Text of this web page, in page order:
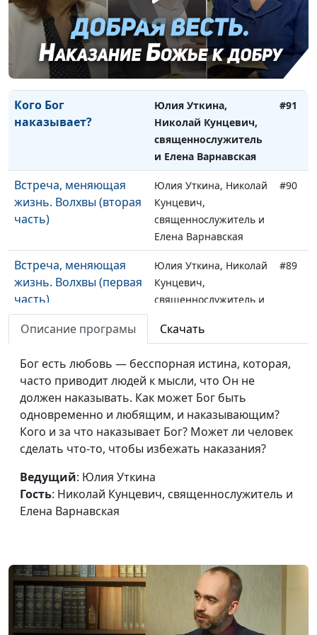
Второе Крещение
Христа
Юлия Уткина, Николай
Кунцевич,
священнослужитель и
Елена Варнавская
#92
Кого Бог
наказывает?
Юлия Уткина,
Николай Кунцевич,
священнослужитель
и Елена Варнавская
#91
Встреча, меняющая
жизнь. Волхвы (вторая
часть)
Юлия Уткина, Николай
Кунцевич,
священнослужитель и
Елена Варнавская
#90
Встреча, меняющая
жизнь. Волхвы (первая
часть)
Юлия Уткина, Николай
Кунцевич,
священнослужитель и
#89
чтобы в новом году
евангелие
исполнилось в нашей
жизни?
Юлия Уткина, Николай
Кунцевич,
священнослужитель и
Елена Варнавская
#88
Что желать на Новый
год?
Юлия Уткина, Николай
священнослужитель и
Елена Варнавская
Христос борется с
Елена Варнавская
Никакой пророк не
принимается в своем
Юлия Уткина, Николай
Кунцевич,
Описание програмы Скачать
Бог есть любовь — бесспорная истина, которая,
часто приводит людей к мысли, что Он не
должен наказывать. Как может Бог быть
одновременно и любящим, и наказывающим?
Кого и за что наказывает Бог? Может ли человек
сделать что-то, чтобы избежать наказания?
Ведущий: Юлия Уткина
Гость: Николай Кунцевич, священнослужитель и
Елена Варнавская